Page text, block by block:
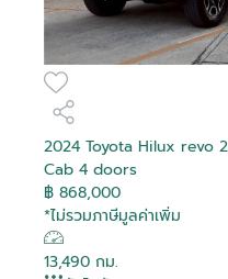
2024 Toyota Hilux revo
Cab 4 doors
฿ 868,000
*ไม่รวมภาษีมูลค่าเพิ่ม
13,490 กม.